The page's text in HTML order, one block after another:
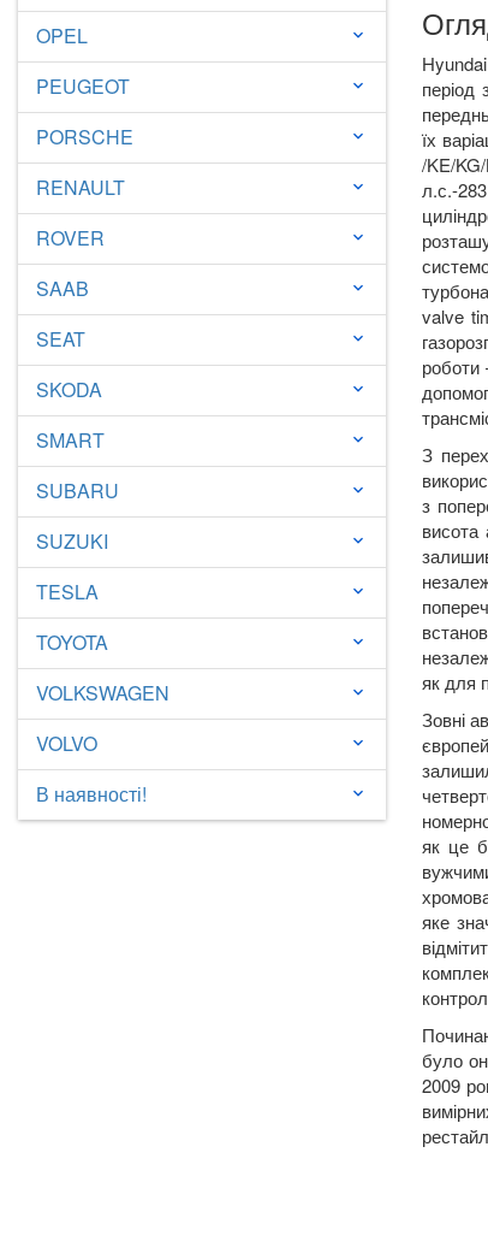
OPEL keyboard_arrow_down
PEUGEOT keyboard_arrow_down
PORSCHE keyboard_arrow_down
RENAULT keyboard_arrow_down
ROVER keyboard_arrow_down
SAAB keyboard_arrow_down
SEAT keyboard_arrow_down
SKODA keyboard_arrow_down
SMART keyboard_arrow_down
SUBARU keyboard_arrow_down
SUZUKI keyboard_arrow_down
TESLA keyboard_arrow_down
TOYOTA keyboard_arrow_down
VOLKSWAGEN keyboard_arrow_down
VOLVO keyboard_arrow_down
В наявності! keyboard_arrow_down
Hyundai
період
їх
/KE/KG/
л.с.-
valve
роботи
З
з
висота
як для
Зовні
як це
яке
було
2009